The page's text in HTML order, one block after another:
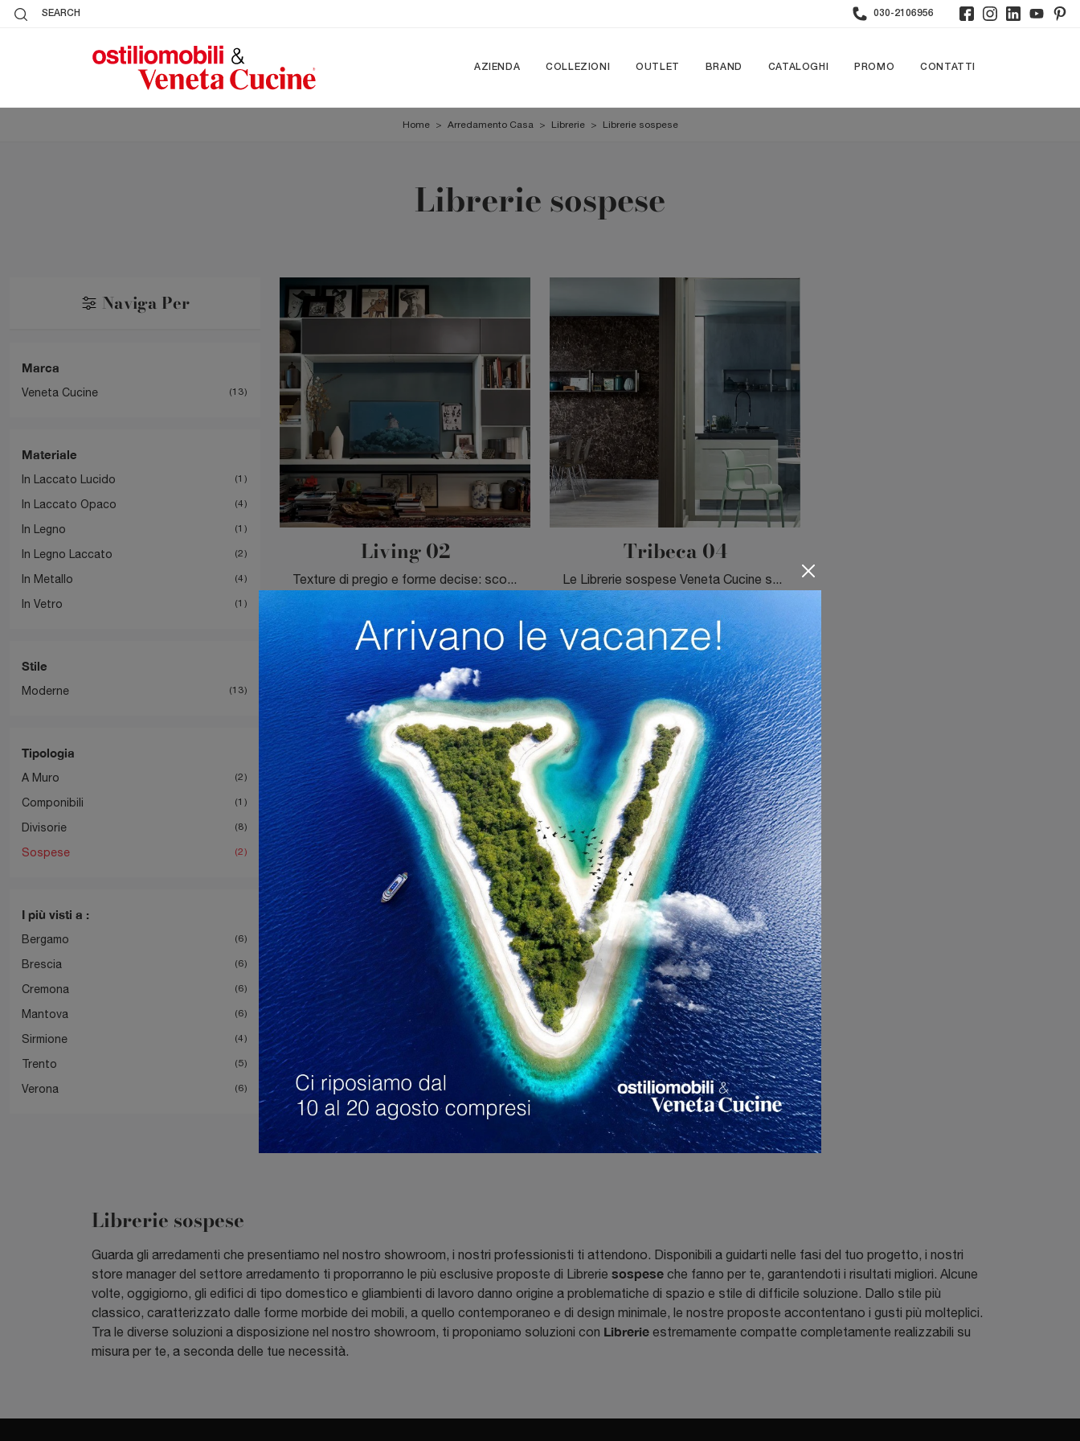
SEARCH 030-2106956
AZIENDA COLLEZIONI OUTLET BRAND CATALOGHI PROMO CONTATTI
Home > Arredamento Casa > Librerie > Librerie sospese
Librerie sospese
Naviga Per
Marca
Veneta Cucine 13
Materiale
In Laccato Lucido 1
In Laccato Opaco 4
In Legno 1
In Legno Laccato 2
In Metallo 4
In Vetro 1
Stile
Moderne 13
Tipologia
A Muro 2
Componibili 1
Divisorie 8
Sospese 2
I più visti a :
Bergamo 6
Brescia 6
Cremona 6
Mantova 6
Sirmione 4
Trento 5
Verona 6
Living 02
Texture di pregio e forme decise: scopri la libreria Living 02 di Veneta Cucine tra le più belle Librerie moderne sospese.
Tribeca 04
Le Librerie sospese Veneta Cucine sono disponibili in varie conformazioni: ad angolo, in linea, sospese e realizzabili su misura per te con ...
Librerie sospese
Guarda gli arredamenti che presentiamo nel nostro showroom, i nostri professionisti ti attendono. Disponibili a guidarti nelle fasi del tuo progetto, i nostri
store manager del settore arredamento ti proporranno le più esclusive proposte di Librerie sospese che fanno per te, garantendoti i risultati migliori. Alcune
volte, oggigiorno, gli edifici di tipo domestico e gliambienti di lavoro danno origine a problematiche di spazio e stile di difficile soluzione. Dallo stile più
classico, caratterizzato dalle forme morbide dei mobili, a quello contemporaneo e di design minimale, le nostre proposte accontentano i gusti più molteplici.
Tra le diverse soluzioni a disposizione nel nostro showroom, ti proponiamo soluzioni con Librerie estremamente compatte completamente realizzabili su
misura per te, a seconda delle tue necessità.